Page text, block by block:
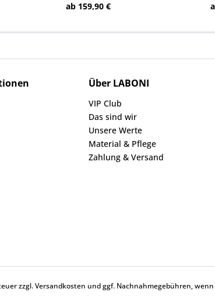
ab 159,90 €
Über LABONI
VIP Club
Das sind wir
Unsere Werte
Material & Pflege
Zahlung & Versand
zzgl.Versandkosten und ggf. Nachnahmegebühren,